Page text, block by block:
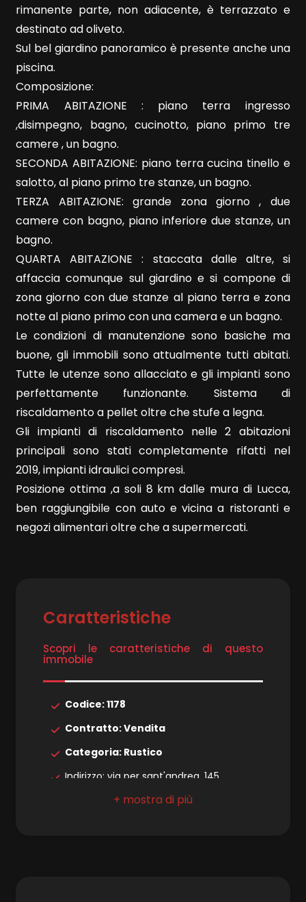
rimanente parte, non adiacente, è terrazzato e
destinato ad oliveto.
Sul bel giardino panoramico è presente anche una
piscina.
Composizione:
PRIMA ABITAZIONE : piano terra ingresso
,disimpegno, bagno, cucinotto, piano primo tre
camere , un bagno.
SECONDA ABITAZIONE: piano terra cucina tinello e
salotto, al piano primo tre stanze, un bagno.
TERZA ABITAZIONE: grande zona giorno , due
camere con bagno, piano inferiore due stanze, un
bagno.
QUARTA ABITAZIONE : staccata dalle altre, si
affaccia comunque sul giardino e si compone di
zona giorno con due stanze al piano terra e zona
notte al piano primo con una camera e un bagno.
Le condizioni di manutenzione sono basiche ma
buone, gli immobili sono attualmente tutti abitati.
Tutte le utenze sono allacciato e gli impianti sono
perfettamente funzionante. Sistema di
riscaldamento a pellet oltre che stufe a legna.
Gli impianti di riscaldamento nelle 2 abitazioni
principali sono stati completamente rifatti nel
2019, impianti idraulici compresi.
Posizione ottima ,a soli 8 km dalle mura di Lucca,
ben raggiungibile con auto e vicina a ristoranti e
negozi alimentari oltre che a supermercati.
Caratteristiche
Scopri le caratteristiche di questo
immobile
Codice: 1178
Contratto: Vendita
Categoria: Rustico
Indirizzo: via per sant'andrea, 145
Comune: Capannori
Locali
minimi
Qualsiasi
5
5+
Bagni
minimi
Qualsiasi
1
Camere
minime